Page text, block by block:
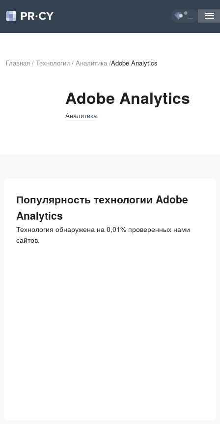
...
Главная / Технологии / Аналитика /Adobe Analytics
Adobe Analytics
Аналитика
Популярность технологии Adobe
Analytics
Технология обнаружена на 0,01% проверенных нами
сайтов.